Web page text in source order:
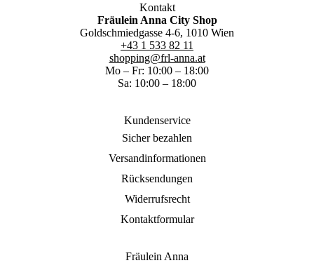
Kontakt
Fräulein Anna City Shop
Goldschmiedgasse 4-6, 1010 Wien
+43 1 533 82 11
shopping@frl-anna.at
Mo – Fr: 10:00 – 18:00
Sa: 10:00 – 18:00
Kundenservice
Sicher bezahlen
Versandinformationen
Rücksendungen
Widerrufsrecht
Kontaktformular
Fräulein Anna